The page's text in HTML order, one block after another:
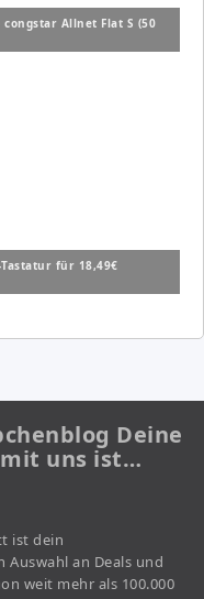
congstar Allnet Flat S (50
Tastatur für 18,49€
Deine
mit uns ist…
ist dein
an Deals und
weit mehr als 100.000